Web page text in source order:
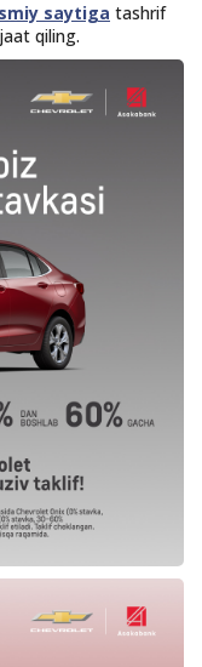
saytiga tashrif
qiling.